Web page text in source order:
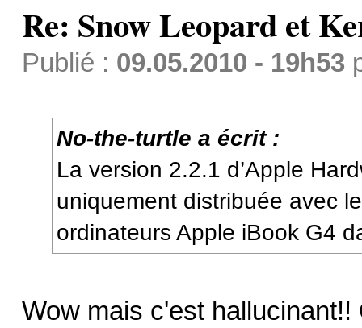
Re: Snow Leopard et
Publié : 09.05.2010 - 19h53
No-the-turtle a écrit :
La version 2.2.1 d’Apple
uniquement distribuée avec
ordinateurs Apple iBook G4
Wow mais c'est